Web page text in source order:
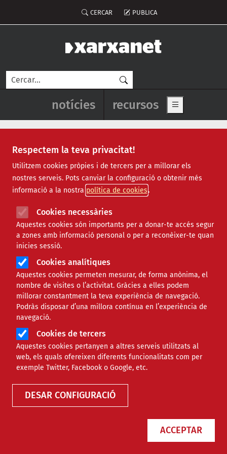
Respectem la teva privacitat!
Utilitzem cookies pròpies i de tercers per a millorar els
nostres serveis. Pots canviar la configuració o obtenir més
informació a la nostra política de cookies
Cookies necessàries
Aquestes cookies són importants per a donar-te accés segur
a zones amb informació personal o per a reconèixer-te quan
inicies sessió.
Cookies analítiques
Aquestes cookies permeten mesurar, de forma anònima, el
nombre de visites o l’activitat. Gràcies a elles podem
millorar constantment la teva experiència de navegació.
Podràs disposar d’una millora contínua en l’experiència de
navegació.
Cookies de tercers
Aquestes cookies pertanyen a altres serveis utilitzats al
web, els quals ofereixen diferents funcionalitats com per
exemple Twitter, Facebook o Google, etc.
DESAR CONFIGURACIÓ
ACCEPTAR
Menú del compte d'usuari
CERCAR PUBLICA
Cerca
Navegació principal de
notícies recursos Show main
Recursos
Tots | Econòmic | Jurídic | Projectes | Tecnològic |
Formació | Finançament | Biblioteca |
Ofertes de feina
Webinars
Biblioteca
Baròmetre del Tercer Sector
Social: edició 2021: les